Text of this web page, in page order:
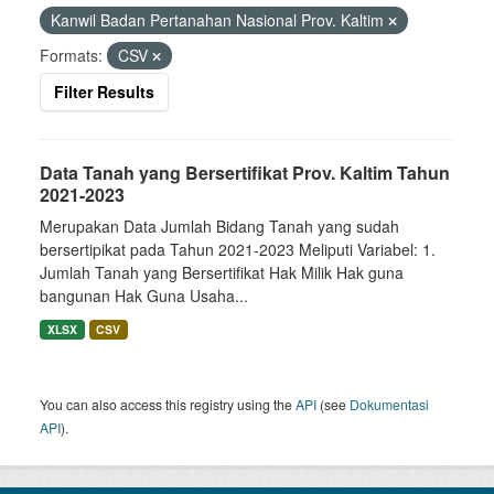
Kanwil Badan Pertanahan Nasional Prov. Kaltim
Formats:
CSV
Filter Results
Data Tanah yang Bersertifikat Prov. Kaltim Tahun
2021-2023
Merupakan Data Jumlah Bidang Tanah yang sudah
bersertipikat pada Tahun 2021-2023 Meliputi Variabel: 1.
Jumlah Tanah yang Bersertifikat Hak Milik Hak guna
bangunan Hak Guna Usaha...
XLSX CSV
You can also access this registry using theAPI (see Dokumentasi
API).